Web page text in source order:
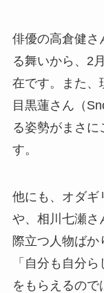
俳優の高倉健さ
る舞いから、2
在です。また、
目黒蓮さん（
る姿勢がまさに
す。
他にも、オダギ
や、相川七瀬さ
際立つ人物ばか
「自分も自分
をもらえるの